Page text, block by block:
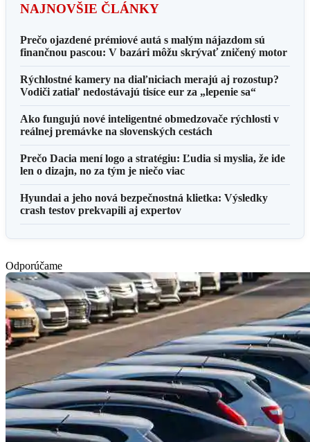
NAJNOVŠIE ČLÁNKY
Prečo ojazdené prémiové autá s malým nájazdom sú
finančnou pascou: V bazári môžu skrývať zničený motor
Rýchlostné kamery na diaľniciach merajú aj rozostup?
Vodiči zatiaľ nedostávajú tisíce eur za „lepenie sa“
Ako fungujú nové inteligentné obmedzovače rýchlosti v
reálnej premávke na slovenských cestách
Prečo Dacia mení logo a stratégiu: Ľudia si myslia, že ide
len o dizajn, no za tým je niečo viac
Hyundai a jeho nová bezpečnostná klietka: Výsledky
crash testov prekvapili aj expertov
Odporúčame